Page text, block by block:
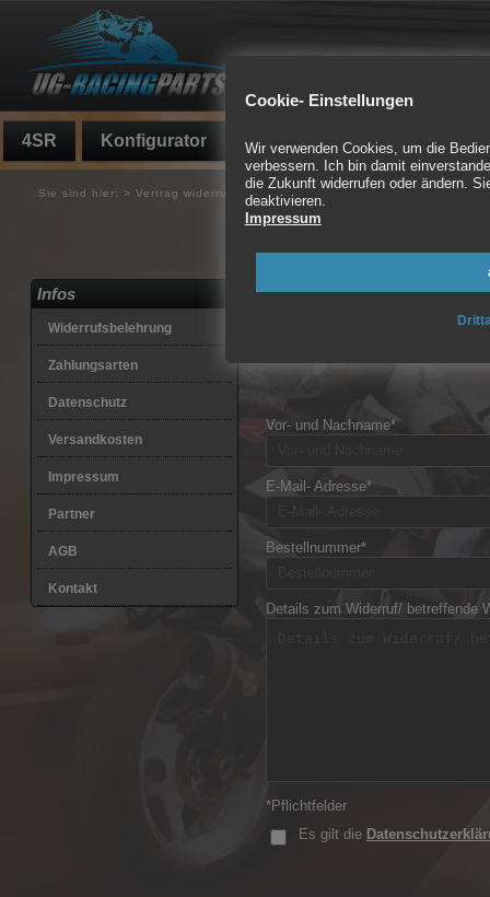
Cookie- Einstellungen
Wir verwenden Cookies, um die
verbessern. Ich bin damit
die Zukunft widerrufen oder ändern.
deaktivieren.
Impressum
4SR Konfigurator Fundgrube Auspuff
Sie sind hier: > Vertrag widerrufen
Hier können Sie Ihren mit uns
Mail- Adresse und Ihre
Vor- und Nachname*
E-Mail- Adresse*
Bestellnummer*
Details zum Widerruf/ betreffende
*Pflichtfelder
Es gilt die
Infos
Widerrufsbelehrung
Zahlungsarten
Datenschutz
Versandkosten
Impressum
Partner
AGB
Kontakt